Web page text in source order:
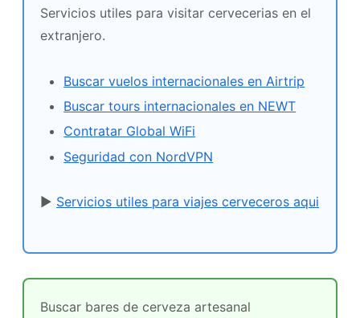
Servicios utiles para visitar cervecerias en el
extranjero.
Buscar vuelos internacionales en Airtrip
Buscar tours internacionales en NEWT
Contratar Global WiFi
Seguridad con NordVPN
▶ Servicios utiles para viajes cerveceros aqui
Buscar bares de cerveza artesanal